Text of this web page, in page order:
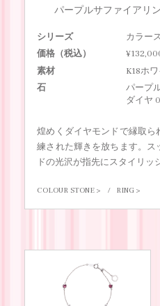
パープルサファイアリ
シリーズ
カラー
価格（税込）
素材
K18ホ
石
パープ
ダイヤ
煌めくダイヤモンドで縁取
練された輝きを放ちます。
ドの光沢が指先にスタイリッ
COLOUR STONE RING